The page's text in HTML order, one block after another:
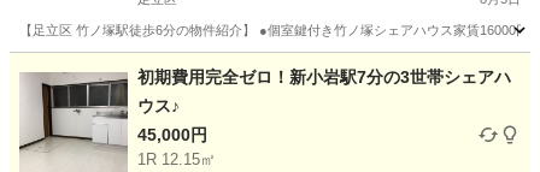
ェアハウス●東京シェアハウス
【足立区 竹ノ塚駅徒歩6分の物件紹介】 ●個室鍵付き竹ノ塚シェアハウス家賃16000
シェアハウス 徒歩
初期費用完全ゼロ！新小岩駅7分の3世帯シェアハ
ウス♪
45,000円
1R 12.15㎡